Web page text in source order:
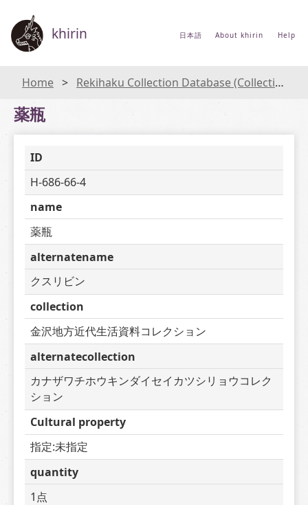
khirin 日本語 About khirin Help
Home Rekihaku Collection Database (Collections Database of the National Museum of Japanese History)
薬瓶
ID
H-686-66-4
name
薬瓶
alternatename
クスリビン
collection
金沢地方近代生活資料コレクション
alternatecollection
カナザワチホウキンダイセイカツシリョウコレク
ション
Cultural property
指定:未指定
quantity
1点